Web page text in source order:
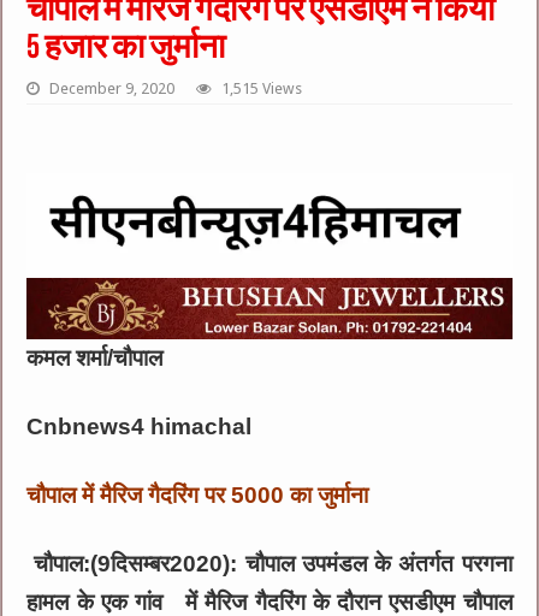
चौपाल में मैरिज गैदरिंग पर एसडीएम ने किया
5 हजार का जुर्माना
December 9, 2020 1,515 Views
कमल शर्मा/चौपाल
Cnbnews4 himachal
चौपाल में मैरिज गैदरिंग पर 5000 का जुर्माना
चौपाल:(9दिसम्बर2020): चौपाल उपमंडल के अंतर्गत परगना
हामल के एक गांव में मैरिज गैदरिंग के दौरान एसडीएम चौपाल